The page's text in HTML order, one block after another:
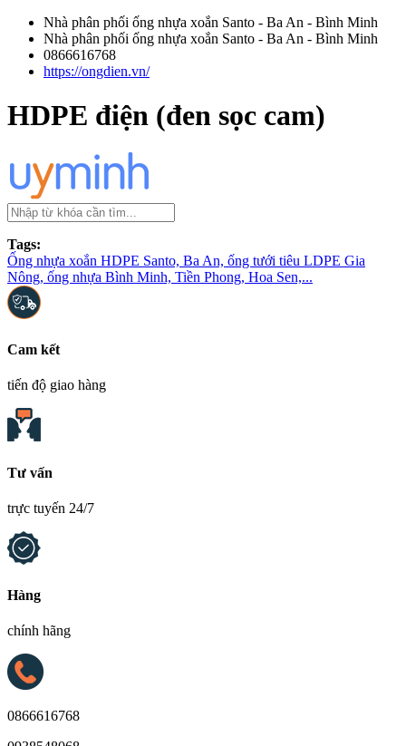
Nhà phân phối ống nhựa xoắn Santo - Ba An - Bình Minh
Nhà phân phối ống nhựa xoắn Santo - Ba An - Bình Minh
0866616768
https://ongdien.vn/
HDPE điện (đen sọc cam)
Tags:
Ống nhựa xoắn HDPE Santo, Ba An, ống tưới tiêu LDPE Gia
Nông, ống nhựa Bình Minh, Tiền Phong, Hoa Sen,...
Cam kết
tiến độ giao hàng
Tư vấn
trực tuyến 24/7
Hàng
chính hãng
0866616768